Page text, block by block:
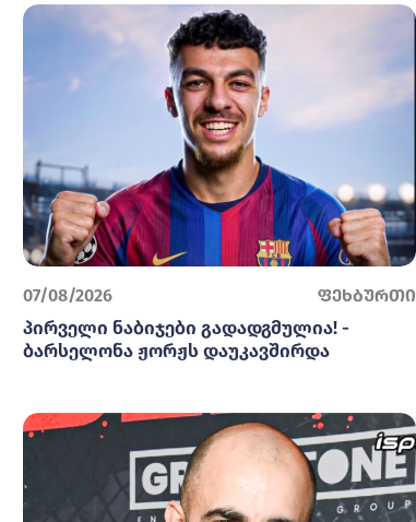
07/08/2026 ფეხბურთი
პირველი ნაბიჯები გადადგმულია! -
ბარსელონა ჟორჟს დაუკავშირდა